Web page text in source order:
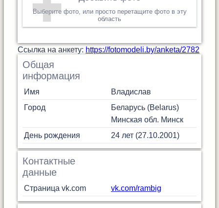
Выберите фото, или просто перетащите фото в эту
область
Cсылка на анкету: https://fotomodeli.by/anketa/2782
Общая
информация
Имя
Владислав
Город
Беларусь (Belarus)
Минская обл. Минск
День рождения
24 лет (27.10.2001)
Контактные
данные
Страница vk.com vk.com/rambig